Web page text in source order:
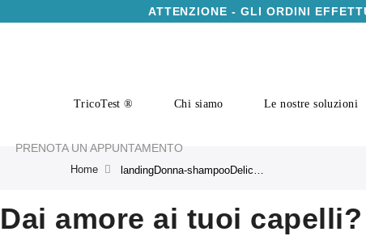
ATTENZIONE - GLI ORDINI
TricoTest ® Chi siamo Le nostre soluzioni
PRENOTA UN APPUNTAMENTO
Home
Dai amore ai tuoi capelli?